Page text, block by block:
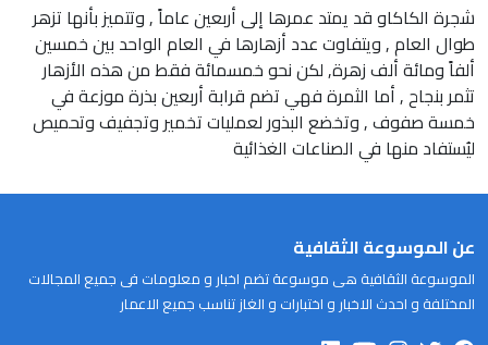
شجرة الكاكاو قد يمتد عمرها إلى أربعين عاماً , وتتميز بأنها تزهر
طوال العام , ويتفاوت عدد أزهارها في العام الواحد بين خمسين
ألفاً ومائة ألف زهرة, لكن نحو خمسمائة فقط من هذه الأزهار
تثمر بنجاح , أما الثمرة فهي تضم قرابة أربعين بذرة موزعة في
خمسة صفوف , وتخضع البذور لعمليات تخمير وتجفيف وتحميص
ليُستفاد منها في الصناعات الغذائية
عن الموسوعة الثقافية
الموسوعة الثقافية هى موسوعة تضم اخبار و معلومات فى جميع المجالات
المختلفة و احدث الاخبار و اختبارات و الغاز تناسب جميع الاعمار